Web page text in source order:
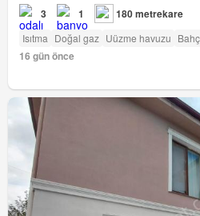
3 1 180 metrekare
Isıtma Doğal gaz Uüzme havuzu
16 gün önce